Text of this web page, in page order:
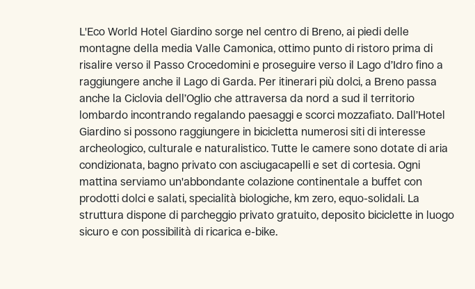
L'Eco World Hotel Giardino sorge nel centro di Breno, ai piedi delle
montagne della media Valle Camonica, ottimo punto di ristoro prima di
risalire verso il Passo Crocedomini e proseguire verso il Lago d’Idro fino a
raggiungere anche il Lago di Garda. Per itinerari più dolci, a Breno passa
anche la Ciclovia dell’Oglio che attraversa da nord a sud il territorio
lombardo incontrando regalando paesaggi e scorci mozzafiato. Dall’Hotel
Giardino si possono raggiungere in bicicletta numerosi siti di interesse
archeologico, culturale e naturalistico. Tutte le camere sono dotate di aria
condizionata, bagno privato con asciugacapelli e set di cortesia. Ogni
mattina serviamo un'abbondante colazione continentale a buffet con
prodotti dolci e salati, specialità biologiche, km zero, equo-solidali. La
struttura dispone di parcheggio privato gratuito, deposito biciclette in luogo
sicuro e con possibilità di ricarica e-bike.